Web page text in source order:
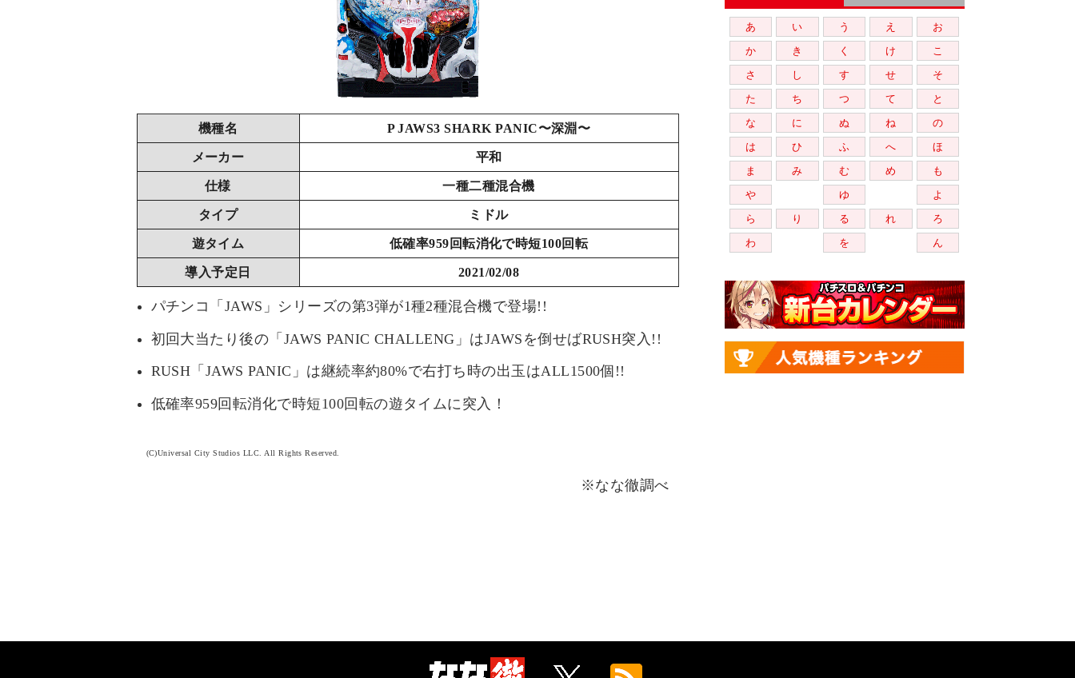
機種名 P JAWS3 SHARK PANIC〜深淵〜
メーカー 平和
仕様 一種二種混合機
タイプ ミドル
遊タイム 低確率959回転消化で時短100回転
導入予定日 2021/02/08
パチンコ「JAWS」シリーズの第3弾が1種2種混合機で登場!!
初回大当たり後の「JAWS PANIC CHALLENG」はJAWSを倒せばRUSH突入!!
RUSH「JAWS PANIC」は継続率約80%で右打ち時の出玉はALL1500個!!
低確率959回転消化で時短100回転の遊タイムに突入！
(C)Universal City Studios LLC. All Rights Reserved.
※なな徹調べ
あ い う え
お
か
き く け
こ
さ
し す せ
そ
た
ち つ て
と
な
に ぬ ね
の
は
ひ ふ へ
ほ
ま
み む め
も
や
ゆ
よ
ら
り る れ
ろ
わ
を ん